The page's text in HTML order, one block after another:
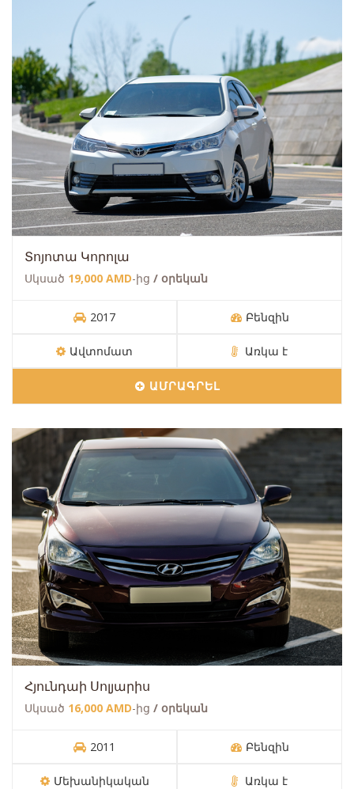
Տոյոտա Կորոլա
Սկսած 19,000 AMD-ից / օրեկան
2017 Բենզին
Ավտոմատ Առկա է
ԱՄՐԱԳՐԵԼ
Հյունդաի Սոլյարիս
Սկսած 16,000 AMD-ից / օրեկան
2011 Բենզին
Մեխանիկական Առկա է